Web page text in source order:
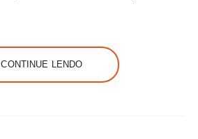
CONTINUE LENDO